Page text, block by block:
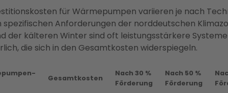
für Wärmepumpen variieren je nach
spezifischen Anforderungen der norddeutschen
der kälteren Winter sind oft leistungsstärkere Systeme
die sich in den Gesamtkosten widerspiegeln.
Gesamtkosten
Nach 30 %
Förderung
Nach 50 %
Förderung